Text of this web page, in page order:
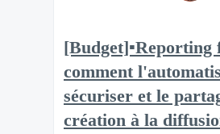
[Budget]▪️Reporting
comment
sécuriser et le
création à la